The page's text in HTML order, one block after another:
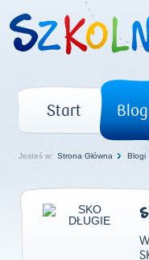
Start
Jesteś w: Strona Główna Blogi